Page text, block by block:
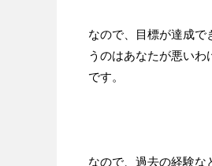
なので、目標が達成
うのはあなたが悪い
です。
なので、過去の経験